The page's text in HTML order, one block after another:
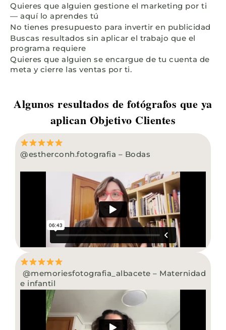
Quieres que alguien gestione el marketing por ti
— aquí lo aprendes tú
No tienes presupuesto para invertir en publicidad
Buscas resultados sin aplicar el trabajo que el
programa requiere
Quieres que alguien se encargue de tu cuenta de
meta y cierre las ventas por ti.
Algunos resultados de fotógrafos que ya
aplican Objetivo Clientes
@estherconh.fotografia – Bodas
@memoriesfotografia_albacete – Maternidad
e infantil